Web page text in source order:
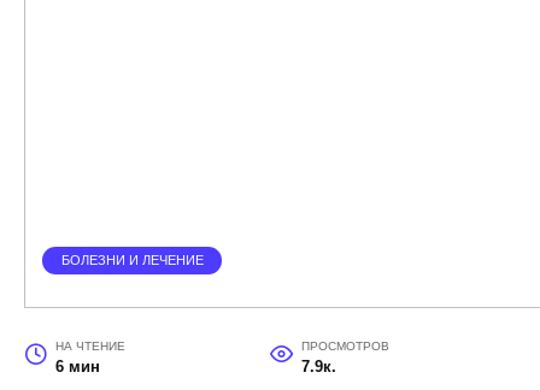
БОЛЕЗНИ И ЛЕЧЕНИЕ
НА ЧТЕНИЕ
6 мин
ПРОСМОТРОВ
7.9к.